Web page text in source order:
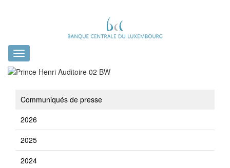
Toggle
navigation
Communiqués de presse
2026
2025
2024